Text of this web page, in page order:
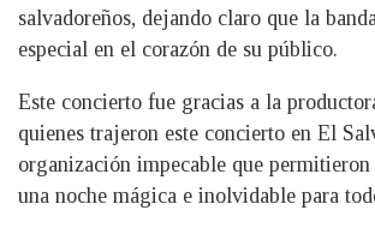
salvadoreños, dejando claro que la
especial en el corazón de su público.
Este concierto fue gracias a la
quienes trajeron este concierto en El
organización impecable que
una noche mágica e inolvidable para